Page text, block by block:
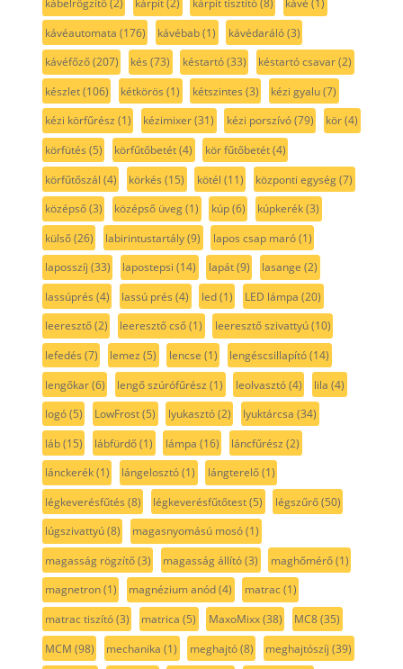
kábelrögzítő(2) kárpit(2) kárpit tisztító(8) kávé (1)
kávéautomata (176) kávébab(1) kávédaráló(3)
kávéfőző(207) kés (73) késtartó(33) késtartó csavar(2)
készlet(106) kétkörös (1) kétszintes (3) kézi gyalu(7)
kézi körfűrész (1) kézimixer(31) kézi porszívó(79) kör(4)
körfütés (5) körfűtőbetét(4) kör fűtőbetét(4)
körfűtőszál (4) körkés (15) kötél (11) központi egység(7)
középső(3) középső üveg(1) kúp(6) kúpkerék(3)
külső(26) labirintustartály(9) lapos csap maró(1)
laposszíj (33) lapostepsi (14) lapát(9) lasange (2)
lassúprés (4) lassú prés (4) led(1) LED lámpa (20)
leeresztő(2) leeresztő cső(1) leeresztő szivattyú(10)
lefedés (7) lemez (5) lencse (1) lengéscsillapító(14)
lengőkar(6) lengő szúrófűrész (1) leolvasztó(4) lila (4)
logó(5) LowFrost(5) lyukasztó(2) lyuktárcsa (34)
láb(15) lábfürdő(1) lámpa (16) láncfűrész (2)
lánckerék(1) lángelosztó(1) lángterelő(1)
légkeverésfűtés (8) légkeverésfűtőtest(5) légszűrő(50)
lúgszivattyú(8) magasnyomású mosó(1)
magasság rögzítő(3) magasság állító(3) maghőmérő(1)
magnetron(1) magnézium anód(4) matrac(1)
matrac tiszító(3) matrica (5) MaxoMixx(38) MC8(35)
MCM (98) mechanika (1) meghajtó(8) meghajtószíj (39)